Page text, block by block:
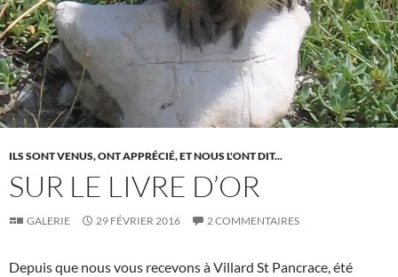
ILS SONT VENUS, ONT APPRÉCIÉ, ET NOUS L'ONT DIT...
SUR LE LIVRE D’OR
GALERIE 29 FÉVRIER 2016 2 COMMENTAIRES
Depuis que nous vous recevons à Villard St Pancrace, été